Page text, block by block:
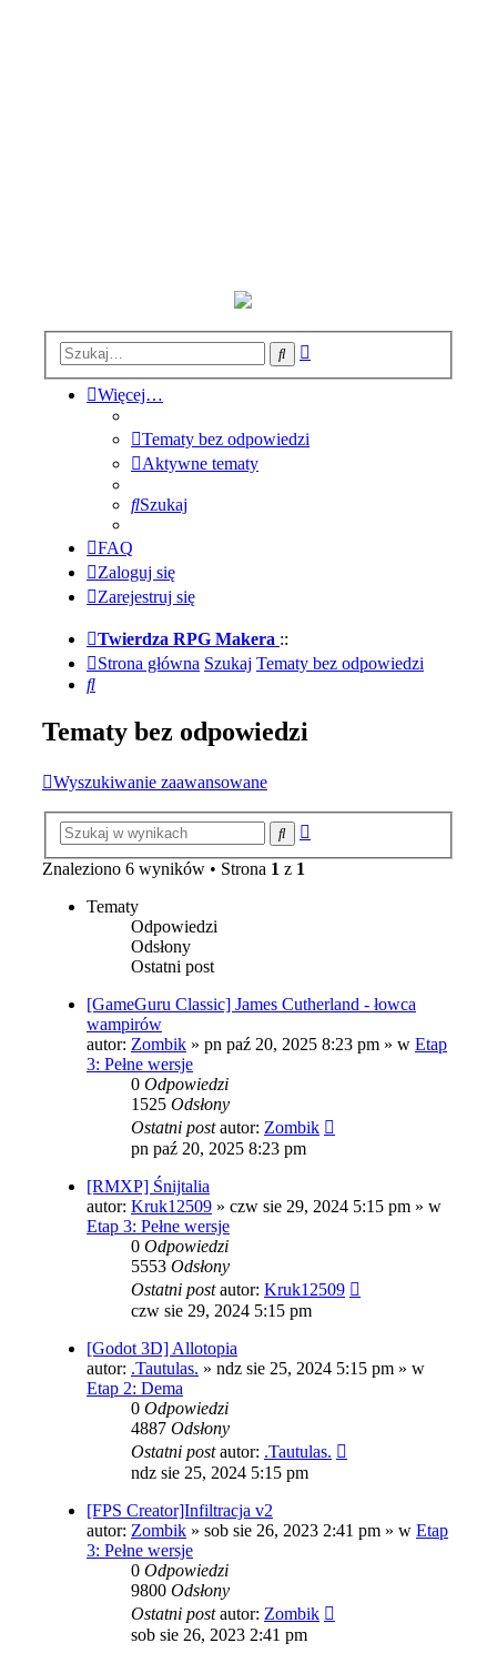
Szukaj
Więcej…
Tematy bez odpowiedzi
Aktywne tematy
Szukaj
FAQ
Zaloguj się
Zarejestruj się
Twierdza RPG Makera ::
Strona główna Szukaj Tematy bez odpowiedzi
Szukaj
Tematy bez odpowiedzi
Wyszukiwanie zaawansowane
Szukaj
Znaleziono 6 wyników • Strona 1 z 1
Tematy
Odpowiedzi
Odsłony
Ostatni post
[GameGuru Classic] James Cutherland - łowca
wampirów
autor: Zombik » pn paź 20, 2025 8:23 pm » w Etap
3: Pełne wersje
0 Odpowiedzi
1525 Odsłony
Ostatni postautor: Zombik
pn paź 20, 2025 8:23 pm
[RMXP] Śnijtalia
autor: Kruk12509 » czw sie 29, 2024 5:15 pm » w
Etap 3: Pełne wersje
0 Odpowiedzi
5553 Odsłony
Ostatni postautor: Kruk12509
czw sie 29, 2024 5:15 pm
[Godot 3D] Allotopia
autor: .Tautulas. » ndz sie 25, 2024 5:15 pm » w
Etap 2: Dema
0 Odpowiedzi
4887 Odsłony
Ostatni postautor: .Tautulas.
ndz sie 25, 2024 5:15 pm
[FPS Creator]Infiltracja v2
autor: Zombik » sob sie 26, 2023 2:41 pm » w Etap
3: Pełne wersje
0 Odpowiedzi
9800 Odsłony
Ostatni postautor: Zombik
sob sie 26, 2023 2:41 pm